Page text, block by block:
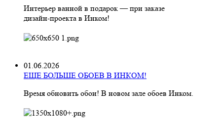
Интерьер ванной в подарок — при заказе
дизайн‑проекта в Инком!
01.06.2026
ЕЩЕ БОЛЬШЕ ОБОЕВ В ИНКОМ!
Время обновить обои! В новом зале обоев Инком.